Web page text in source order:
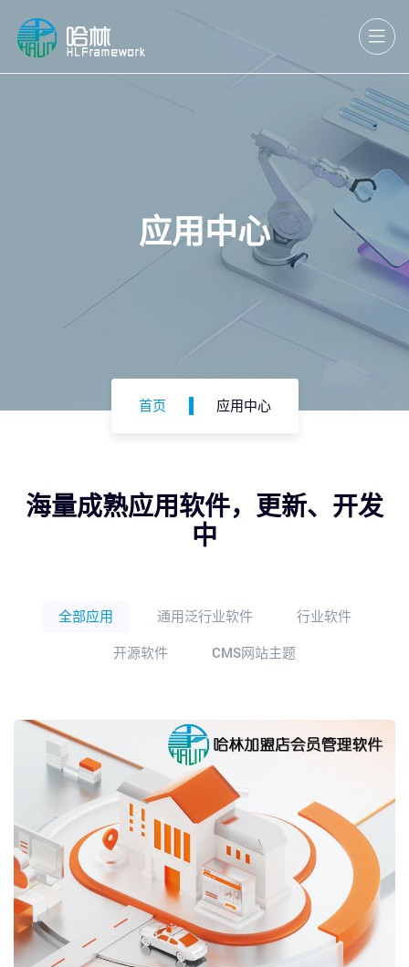
应用中心
首页 应用中心
海量成熟应用软件，更新、开发
中
全部应用 通用泛行业软件 行业软件
开源软件 CMS网站主题